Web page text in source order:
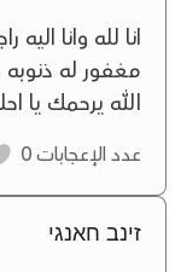
انا لله وانا
مغفور له
الله يرحمك يا
عدد الإعجابات
זינב חאנגי